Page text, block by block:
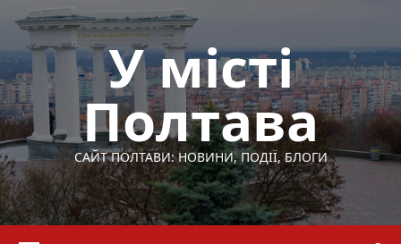
Перейти
вмісту
У місті
Полтава
САЙТ ПОЛТАВИ: НОВИНИ, ПОДІЇ, БЛОГИ